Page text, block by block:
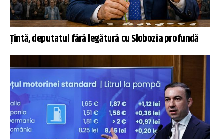
Țintă, deputatul fără legătură cu Slobozia profundă